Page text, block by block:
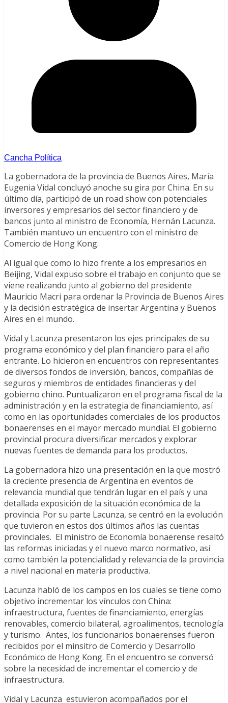
Cancha Política
La gobernadora de la provincia de Buenos Aires, María
Eugenia Vidal concluyó anoche su gira por China. En su
último día, participó de un road show con potenciales
inversores y empresarios del sector financiero y de
bancos junto al ministro de Economía, Hernán Lacunza.
También mantuvo un encuentro con el ministro de
Comercio de Hong Kong.
Al igual que como lo hizo frente a los empresarios en
Beijing, Vidal expuso sobre el trabajo en conjunto que se
viene realizando junto al gobierno del presidente
Mauricio Macri para ordenar la Provincia de Buenos Aires
y la decisión estratégica de insertar Argentina y Buenos
Aires en el mundo.
Vidal y Lacunza presentaron los ejes principales de su
programa económico y del plan financiero para el año
entrante. Lo hicieron en encuentros con representantes
de diversos fondos de inversión, bancos, compañías de
seguros y miembros de entidades financieras y del
gobierno chino. Puntualizaron en el programa fiscal de la
administración y en la estrategia de financiamiento, así
como en las oportunidades comerciales de los productos
bonaerenses en el mayor mercado mundial. El gobierno
provincial procura diversificar mercados y explorar
nuevas fuentes de demanda para los productos.
La gobernadora hizo una presentación en la que mostró
la creciente presencia de Argentina en eventos de
relevancia mundial que tendrán lugar en el país y una
detallada exposición de la situación económica de la
provincia. Por su parte Lacunza, se centró en la evolución
que tuvieron en estos dos últimos años las cuentas
provinciales. El ministro de Economía bonaerense resaltó
las reformas iniciadas y el nuevo marco normativo, así
como también la potencialidad y relevancia de la provincia
a nivel nacional en materia productiva.
Lacunza habló de los campos en los cuales se tiene como
objetivo incrementar los vínculos con China:
infraestructura, fuentes de financiamiento, energías
renovables, comercio bilateral, agroalimentos, tecnología
y turismo. Antes, los funcionarios bonaerenses fueron
recibidos por el minsitro de Comercio y Desarrollo
Económico de Hong Kong. En el encuentro se conversó
sobre la necesidad de incrementar el comercio y de
infraestructura.
Vidal y Lacunza estuvieron acompañados por el